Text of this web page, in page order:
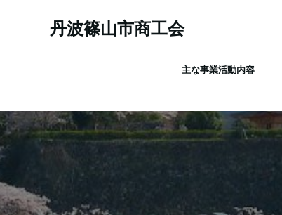
ス
キ
ッ
プ
丹波篠山市商工会
主な事業活動内容